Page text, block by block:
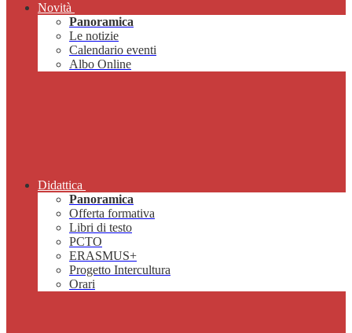
Novità
Panoramica
Le notizie
Calendario eventi
Albo Online
Didattica
Panoramica
Offerta formativa
Libri di testo
PCTO
ERASMUS+
Progetto Intercultura
Orari